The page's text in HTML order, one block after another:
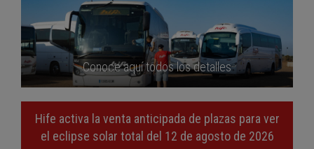
Conoce aquí todos los detalles
Hife activa la venta anticipada de plazas para ver
el eclipse solar total del 12 de agosto de 2026